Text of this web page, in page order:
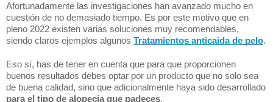
Afortunadamente las investigaciones han avanzado mucho en
cuestión de no demasiado tiempo. Es por este motivo que en
pleno 2022 existen varias soluciones muy recomendables,
siendo claros ejemplos algunos Tratamientos anticaida de pelo.
Eso sí, has de tener en cuenta que para que proporcionen
buenos resultados debes optar por un producto que no solo sea
para el tipo de alopecia que padeces.